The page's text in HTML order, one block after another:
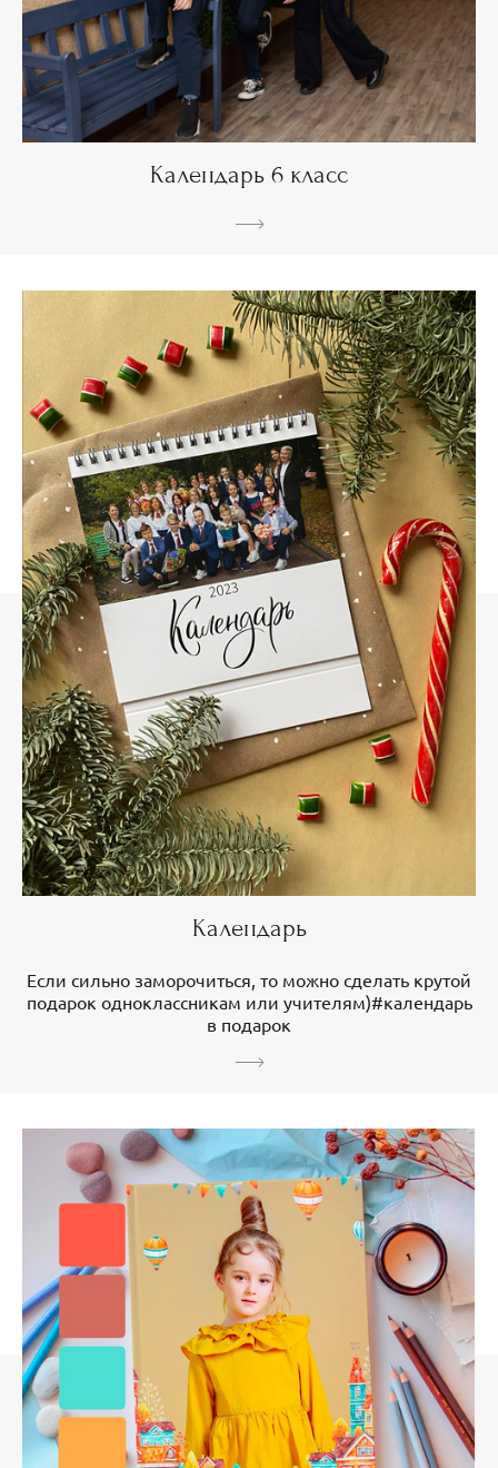
Календарь 6 класс
Календарь
Если сильно заморочиться, то можно сделать крутой
подарок одноклассникам или учителям)#календарь
в подарок